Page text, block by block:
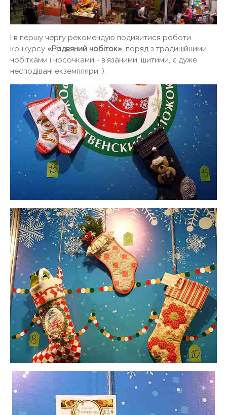
І в першу чергу рекомендую подивитися роботи
конкурсу «Різдвяний чобіток», поряд з традиційними
чобітками і носочками - в'язаними, шитими, є дуже
несподівані екземпляри :).